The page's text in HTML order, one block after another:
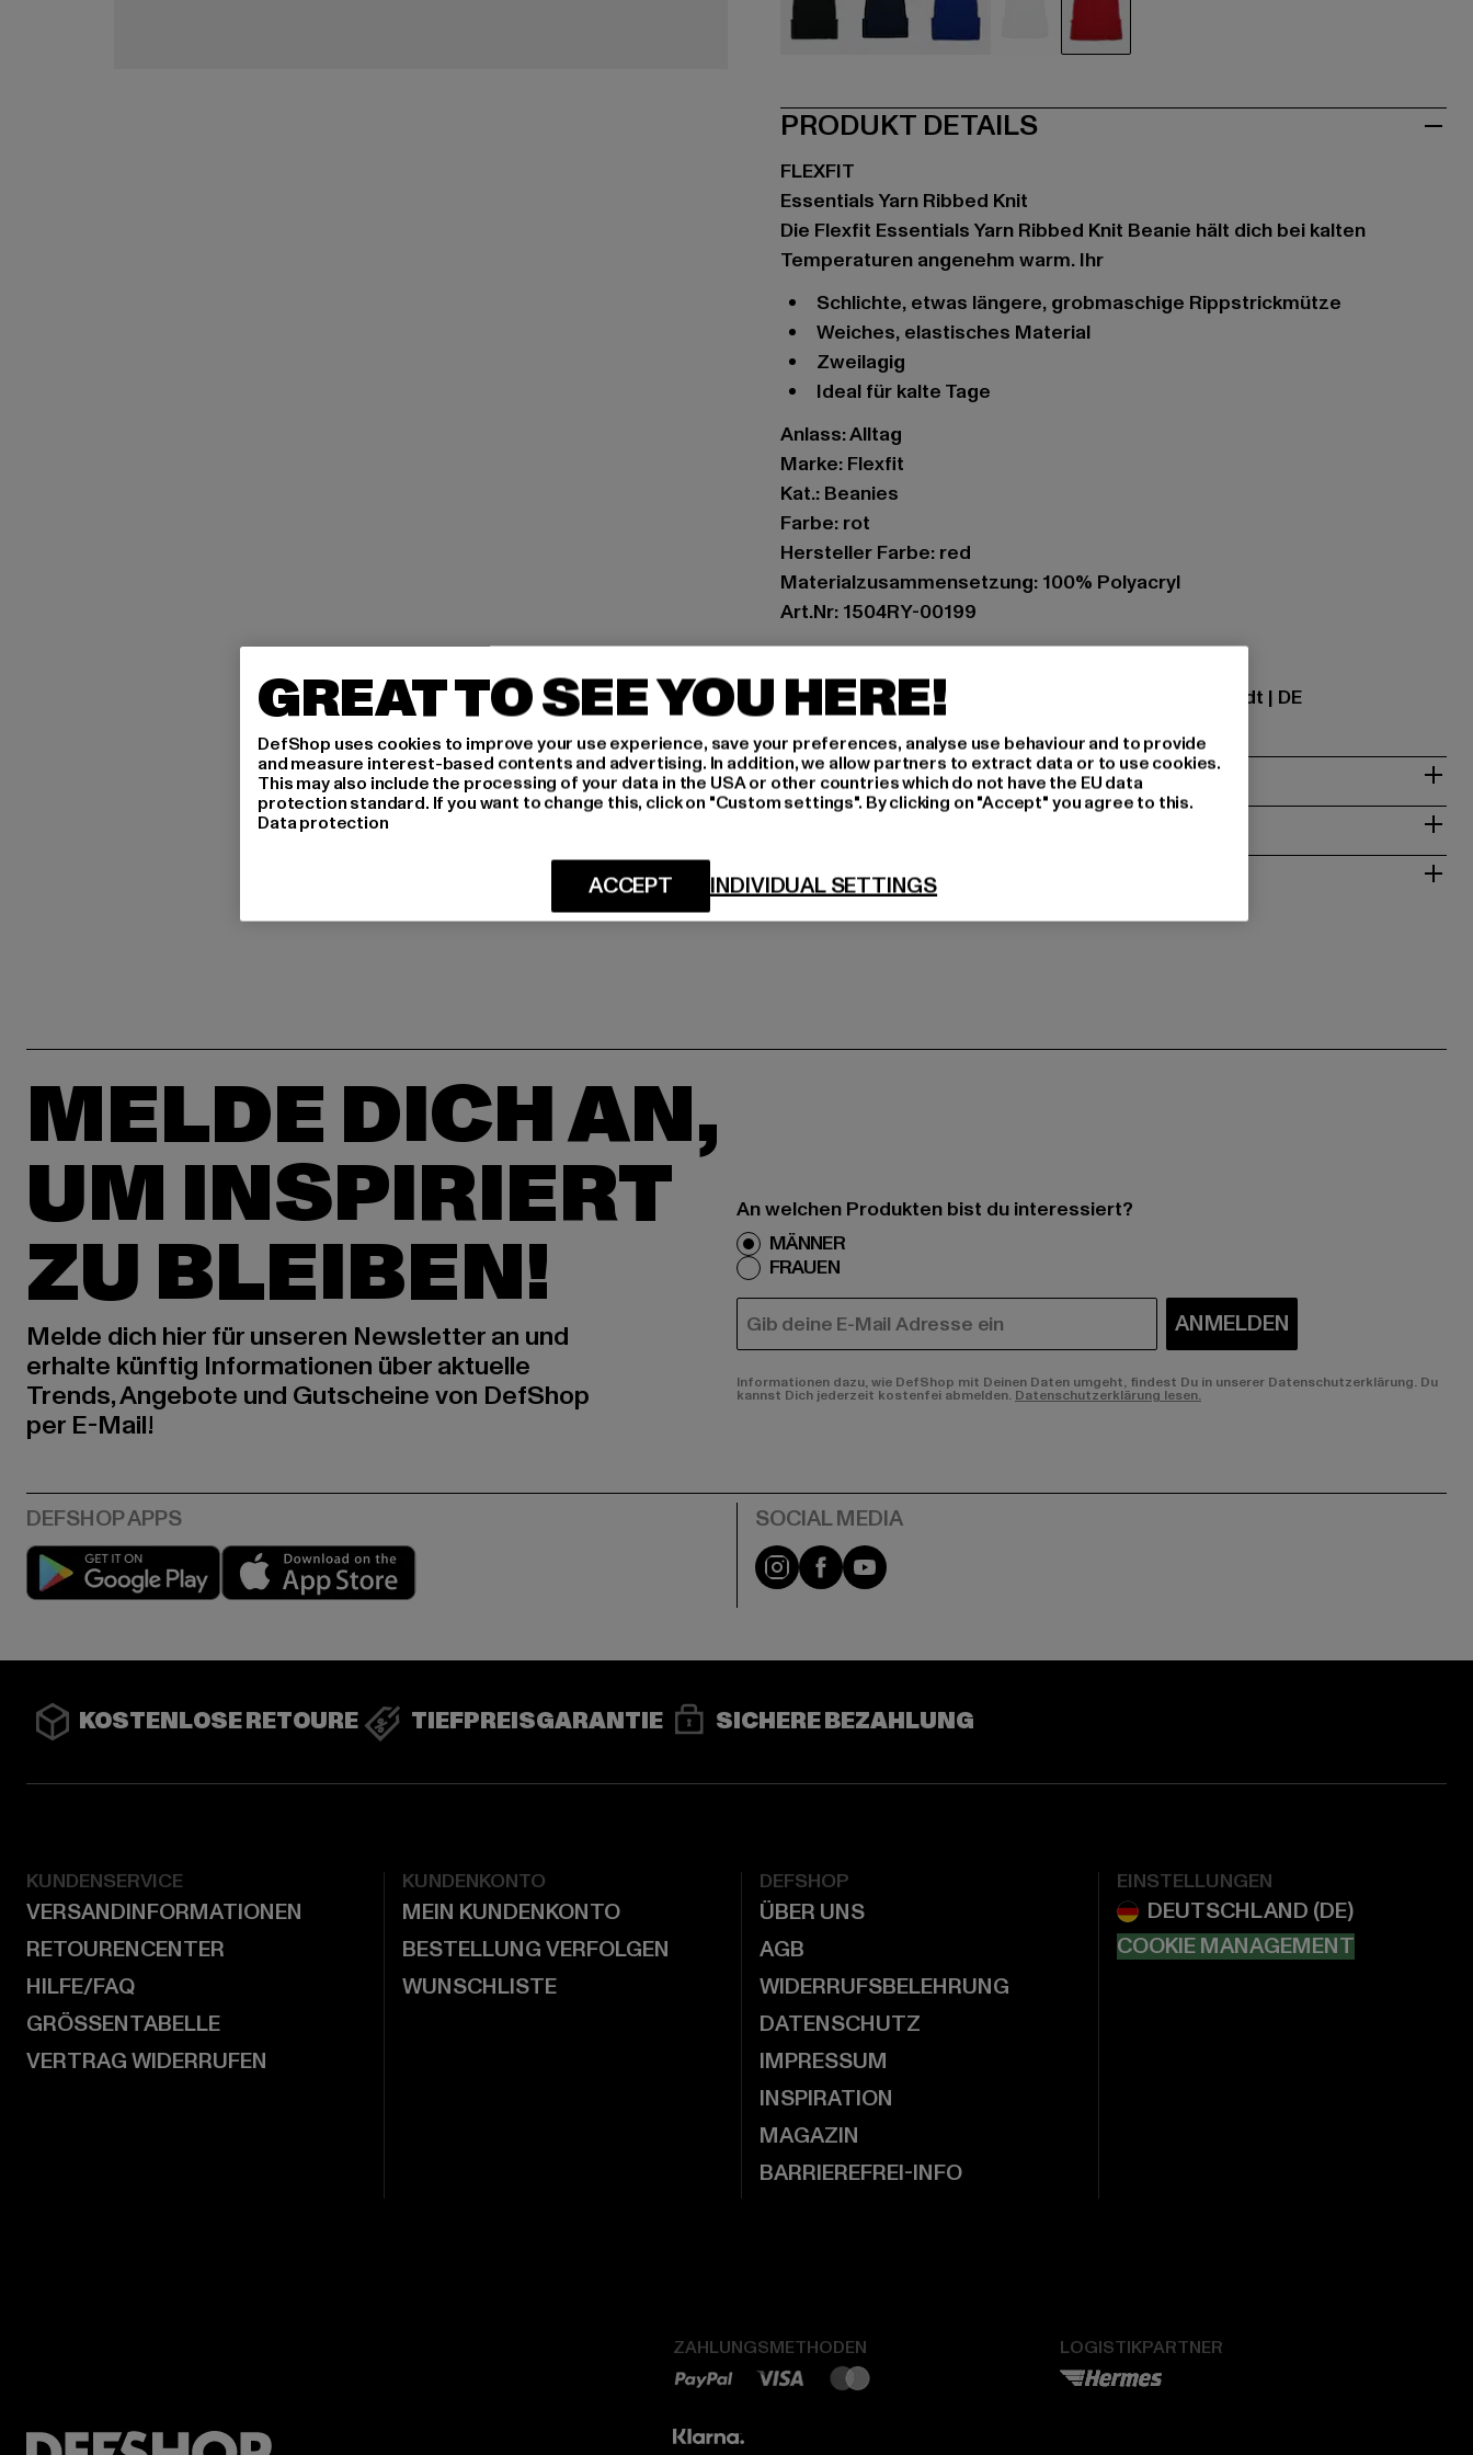
PRODUKT DETAILS
FLEXFIT
Essentials Yarn Ribbed Knit
Die Flexfit Essentials Yarn Ribbed Knit Beanie hält dich bei kalten
Temperaturen angenehm warm. Ihr
Schlichte, etwas längere, grobmaschige Rippstrickmütze
Weiches, elastisches Material
Zweilagig
Ideal für kalte Tage
Anlass: Alltag
Marke: Flexfit
Kat.: Beanies
Farbe: rot
Hersteller Farbe: red
Materialzusammensetzung: 100% Polyacryl
Art.Nr: 1504RY-00199
Dr.-Robert-Murjahn-Straße 7 | 64372 Ober-Ramstadt | DE
GRÖSSE & PASSFORM
PFLEGEHINWEISE
LIEFERUNG & RÜCKGABE
MELDE DICH AN,
UM INSPIRIERT
ZU BLEIBEN!
Melde dich hier für unseren Newsletter an und
erhalte künftig Informationen über aktuelle
Trends, Angebote und Gutscheine von DefShop
per E-Mail!
An welchen Produkten bist du interessiert?
MÄNNER
FRAUEN
E-MAIL ANMELDEN
Informationen dazu, wie DefShop mit Deinen Daten umgeht, findest Du in unserer Datenschutzerklärung. Du
kannst Dich jederzeit kostenfei abmelden. Datenschutzerklärung lesen.
Play market Instagram
FacebookYouTube
KOSTENLOSE RETOURE TIEFPREISGARANTIE SICHERE BEZAHLUNG
KUNDENSERVICE
VERSANDINFORMATIONEN
RETOURENCENTER
HILFE/FAQ
GRÖSSENTABELLE
VERTRAG WIDERRUFEN
KUNDENKONTO
MEIN KUNDENKONTO
BESTELLUNG VERFOLGEN
WUNSCHLISTE
DEFSHOP
ÜBER UNS
AGB
WIDERRUFSBELEHRUNG
DATENSCHUTZ
IMPRESSUM
INSPIRATION
MAGAZIN
BARRIEREFREI-INFO
EINSTELLUNGEN
COOKIE MANAGEMENT
ZAHLUNGSMETHODEN LOGISTIKPARTNER
GREAT TO SEE YOU HERE!
DefShop uses cookies to improve your use experience, save your preferences, analyse use behaviour and to provide
and measure interest-based contents and advertising. In addition, we allow partners to extract data or to use cookies.
This may also include the processing of your data in the USA or other countries which do not have the EU data
protection standard. If you want to change this, click on "Custom settings". By clicking on "Accept" you agree to this.
Data protection
INDIVIDUAL SETTINGS
ACCEPT